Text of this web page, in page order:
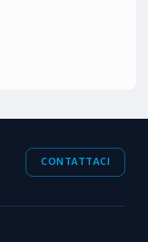
CONTATTACI